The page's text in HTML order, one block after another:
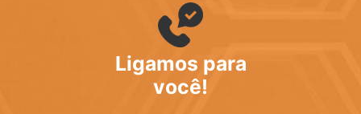
Ligamos para
você!